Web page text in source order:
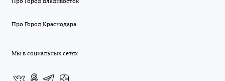
Про Город Краснодара
Мы в социальных сетях